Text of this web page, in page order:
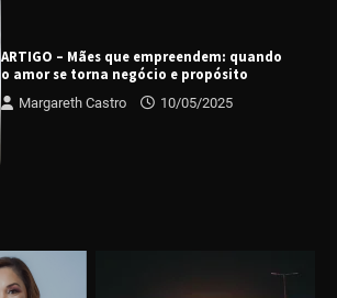
ARTIGO – Mães que empreendem: quando
o amor se torna negócio e propósito
Margareth Castro 10/05/2025